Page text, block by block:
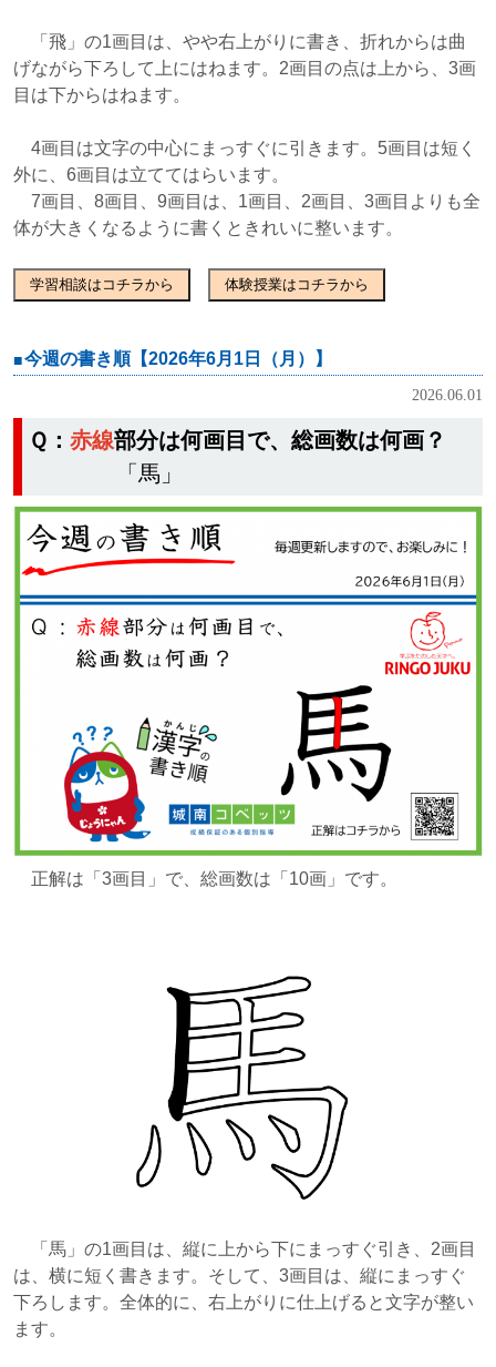
「飛」の1画目は、やや右上がりに書き、折れからは曲
げながら下ろして上にはねます。2画目の点は上から、3画
目は下からはねます。
4画目は文字の中心にまっすぐに引きます。5画目は短く
外に、6画目は立ててはらいます。
7画目、8画目、9画目は、1画目、2画目、3画目よりも全
体が大きくなるように書くときれいに整います。
学習相談はコチラから 体験授業はコチラから
今週の書き順【2026年6月1日（月）】
2026.06.01
Ｑ： 赤線部分は何画目で、総画数は何画？
「馬」
正解は 「3画目」で、総画数は「10画」です。
「馬」の1画目は、縦に上から下にまっすぐ引き、2画目
は、横に短く書きます。そして、3画目は、縦にまっすぐ
下ろします。全体的に、右上がりに仕上げると文字が整い
ます。